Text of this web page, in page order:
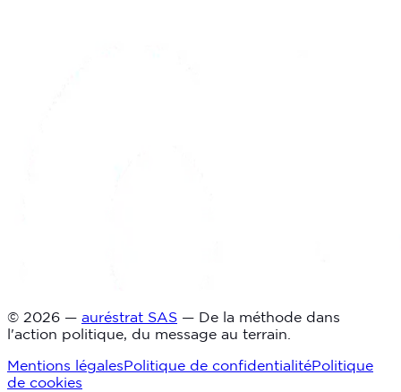
© 2026 — auréstrat SAS — De la méthode dans
l'action politique, du message au terrain.
Mentions légalesPolitique de confidentialitéPolitique
de cookies